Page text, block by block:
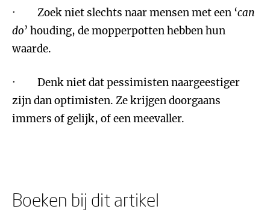
· Zoek niet slechts naar mensen met een ‘can
do’ houding, de mopperpotten hebben hun
waarde.
· Denk niet dat pessimisten naargeestiger
zijn dan optimisten. Ze krijgen doorgaans
immers of gelijk, of een meevaller.
Boeken bij dit artikel